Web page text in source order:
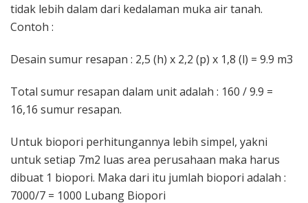
tidak lebih dalam dari kedalaman muka air tanah.
Contoh :
Desain sumur resapan : 2,5 (h) x 2,2 (p) x 1,8 (l) = 9.9 m3
Total sumur resapan dalam unit adalah : 160 / 9.9 =
16,16 sumur resapan.
Untuk biopori perhitungannya lebih simpel, yakni
untuk setiap 7m2 luas area perusahaan maka harus
dibuat 1 biopori. Maka dari itu jumlah biopori adalah :
7000/7 = 1000 Lubang Biopori